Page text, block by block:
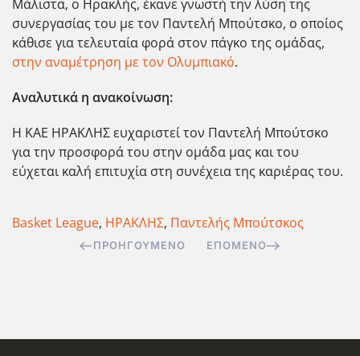
Μάλιστα, ο Ηρακλής, έκανε γνωστή την λύση της
συνεργασίας του με τον Παντελή Μπούτσκο, ο οποίος
κάθισε για τελευταία φορά στον πάγκο της ομάδας,
στην αναμέτρηση με τον Ολυμπιακό.
Αναλυτικά η ανακοίνωση:
Η ΚΑΕ ΗΡΑΚΛΗΣ ευχαριστεί τον Παντελή Μπούτσκο
για την προσφορά του στην ομάδα μας και του
εύχεται καλή επιτυχία στη συνέχεια της καριέρας του.
Basket League, ΗΡΑΚΛΗΣ, Παντελής Μπούτσκος
ΠΡΟΗΓΟΎΜΕΝΟ ΕΠΌΜΕΝΟ